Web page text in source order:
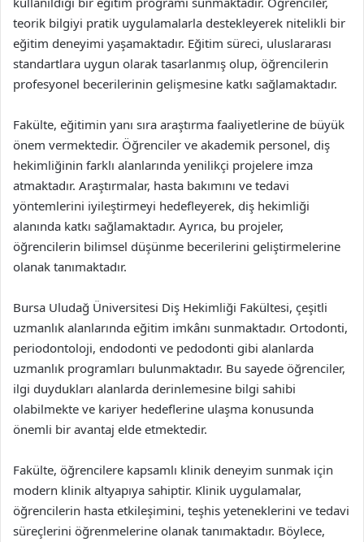
teorik bilgiyi pratik uygulamalarla destekleyerek nitelikli bir
eğitim deneyimi yaşamaktadır. Eğitim süreci, uluslararası
standartlara uygun olarak tasarlanmış olup, öğrencilerin
profesyonel becerilerinin gelişmesine katkı sağlamaktadır.
Fakülte, eğitimin yanı sıra araştırma faaliyetlerine de büyük
önem vermektedir. Öğrenciler ve akademik personel, diş
hekimliğinin farklı alanlarında yenilikçi projelere imza
atmaktadır. Araştırmalar, hasta bakımını ve tedavi
yöntemlerini iyileştirmeyi hedefleyerek, diş hekimliği
alanında katkı sağlamaktadır. Ayrıca, bu projeler,
öğrencilerin bilimsel düşünme becerilerini geliştirmelerine
olanak tanımaktadır.
Bursa Uludağ Üniversitesi Diş Hekimliği Fakültesi, çeşitli
uzmanlık alanlarında eğitim imkânı sunmaktadır. Ortodonti,
periodontoloji, endodonti ve pedodonti gibi alanlarda
uzmanlık programları bulunmaktadır. Bu sayede öğrenciler,
ilgi duydukları alanlarda derinlemesine bilgi sahibi
olabilmekte ve kariyer hedeflerine ulaşma konusunda
önemli bir avantaj elde etmektedir.
Fakülte, öğrencilere kapsamlı klinik deneyim sunmak için
modern klinik altyapıya sahiptir. Klinik uygulamalar,
öğrencilerin hasta etkileşimini, teşhis yeteneklerini ve tedavi
süreçlerini öğrenmelerine olanak tanımaktadır. Böylece,